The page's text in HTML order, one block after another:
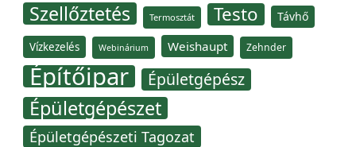
Szellőztetés Termosztát Testo Távhő
Vízkezelés Webinárium Weishaupt Zehnder
Építőipar Épületgépész
Épületgépészet
Épületgépészeti Tagozat